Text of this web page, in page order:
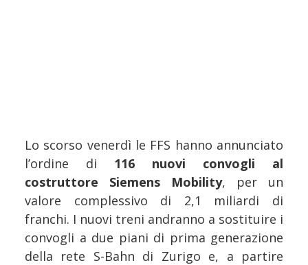
Lo scorso venerdì le FFS hanno annunciato
l’ordine di 116 nuovi convogli al
costruttore Siemens Mobility, per un
valore complessivo di 2,1 miliardi di
franchi. I nuovi treni andranno a sostituire i
convogli a due piani di prima generazione
della rete S-Bahn di Zurigo e, a partire